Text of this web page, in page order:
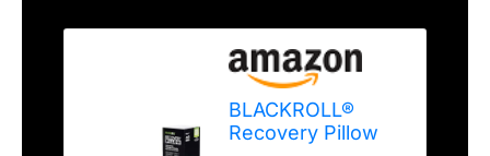
BLACKROLL®
Recovery Pillow